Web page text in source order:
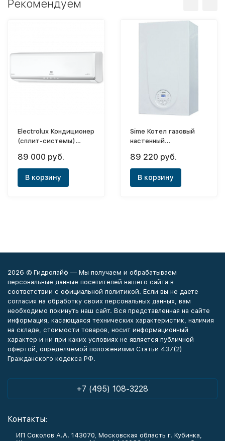
Рекомендуем
Electrolux Кондиционер
(сплит-системы)
инверторного типа
89 000 руб.
В корзину
Sime Котел газовый
настенный
Slim 25 BF
89 220 руб.
В корзину
2026 © Гидролайф — Мы получаем и обрабатываем
персональные данные посетителей нашего сайта в
соответствии с официальной политикой. Если вы не даете
согласия на обработку своих персональных данных, вам
необходимо покинуть наш сайт. Вся представленная на сайте
информация, касающаяся технических характеристик, наличия
на складе, стоимости товаров, носит информационный
характер и ни при каких условиях не является публичной
офертой, определяемой положениями Статьи 437(2)
Гражданского кодекса РФ.
+7 (495) 108-3228
Контакты:
ИП Соколов А.А. 143070, Московская область г. Кубинка,